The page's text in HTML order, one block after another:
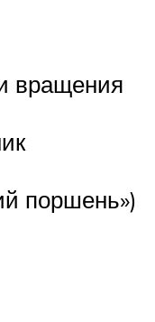
вращения
поршень»)